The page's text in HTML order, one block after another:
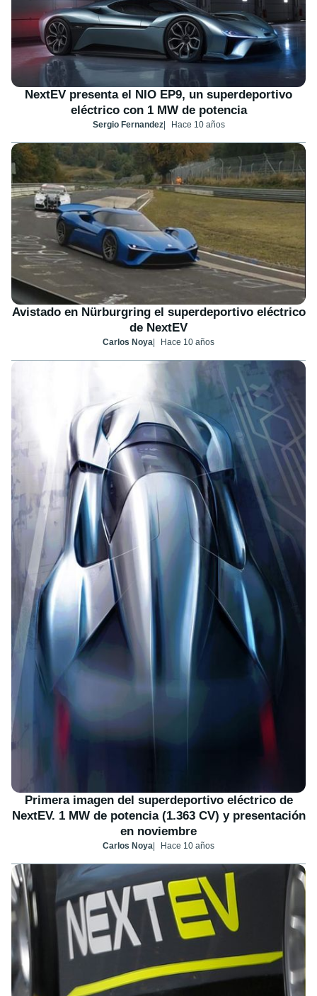
NextEV presenta el NIO EP9, un superdeportivo
eléctrico con 1 MW de potencia
Sergio Fernandez Hace 10 años
Avistado en Nürburgring el superdeportivo eléctrico
de NextEV
Carlos Noya Hace 10 años
Primera imagen del superdeportivo eléctrico de
NextEV. 1 MW de potencia (1.363 CV) y presentación
en noviembre
Carlos Noya Hace 10 años